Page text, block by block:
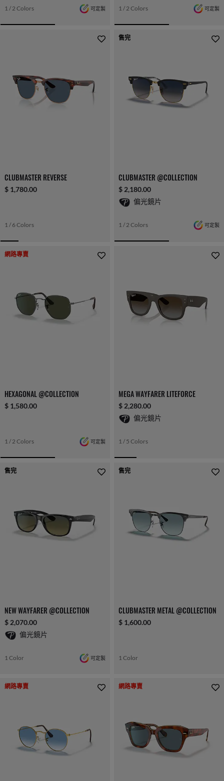
1 / 2 Colors 可定製 1 / 2 Colors 可定製
CLUBMASTER REVERSE
$ 1,780.00
1 / 6 Colors
售完
CLUBMASTER @COLLECTION
$ 2,180.00
偏光鏡片
1 / 2 Colors 可定製
網路專賣
HEXAGONAL @COLLECTION
$ 1,580.00
1 / 2 Colors 可定製
MEGA WAYFARER LITEFORCE
$ 2,280.00
偏光鏡片
1 / 5 Colors
售完
NEW WAYFARER @COLLECTION
$ 2,070.00
偏光鏡片
1 Color 可定製
售完
CLUBMASTER METAL @COLLECTION
$ 1,600.00
1 Color
網路專賣 網路專賣